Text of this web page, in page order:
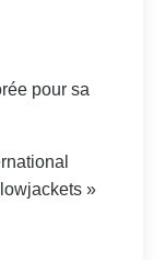
pour sa
»